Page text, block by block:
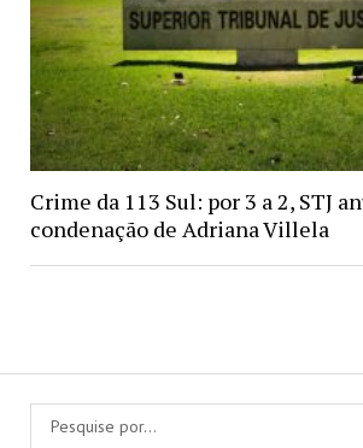
Crime da 113 Sul: por 3 a 2, STJ
condenação de Adriana Villela